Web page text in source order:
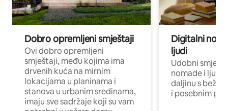
Dobro opremljeni smještaji
Ovi dobro opremljeni
smještaji, među kojima ima
drvenih kuća na mirnim
lokacijama u planinama i
stanova u urbanim sredinama,
imaju sve sadržaje koji su vam
Digitalni
ljudi
Udobni
nomade i ljude
daljinu s
i posebnim